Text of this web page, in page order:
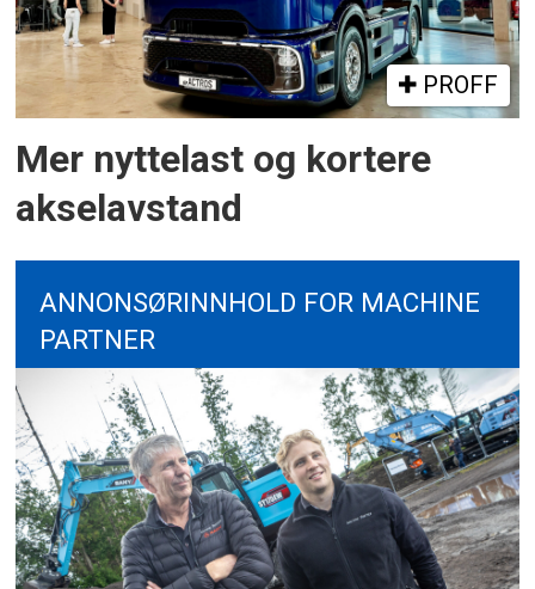
PROFF
Mer nyttelast og kortere
akselavstand
ANNONSØRINNHOLD FOR MACHINE
PARTNER